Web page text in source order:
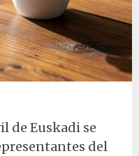
de Euskadi se
del